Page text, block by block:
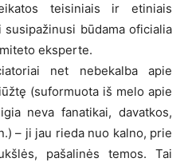
teisiniais ir etiniais
būdama oficialia
eksperte.
net nebekalba apie
(suformuota iš melo apie
neva fanatikai, davatkos,
– ji jau rieda nuo kalno, prie
pašalinės temos. Tai